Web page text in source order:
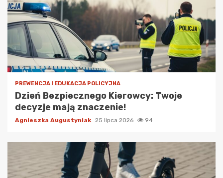
PREWENCJA I EDUKACJA POLICYJNA
Dzień Bezpiecznego Kierowcy: Twoje
decyzje mają znaczenie!
Agnieszka Augustyniak 25 lipca 2026 94